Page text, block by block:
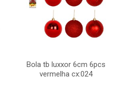
Bola tb luxxor 6cm 6pcs
vermelha cx:024